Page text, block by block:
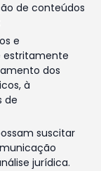
de conteúdos
e
estritamente
dos
à
de
suscitar
jurídica.